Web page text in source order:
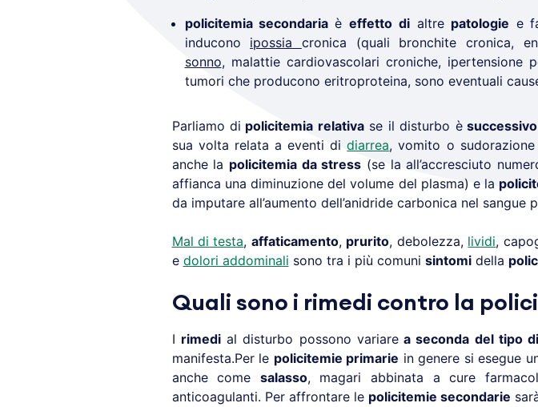
policitemia secondariaè effetto di altre patologie e
inducono ipossia cronica (quali bronchite cronica,
sonno, malattie cardiovascolari croniche, ipertensione
tumori che producono eritroproteina, sono eventuali
Parliamo di policitemia relativase il disturbo è
sua volta relata a eventi didiarrea, vomito o sudorazione
anche la policitemia da stress (se la all’accresciuto
affianca una diminuzione del volume del plasma) e la
da imputare all’aumento dell’anidride carbonica nel sangue
Mal di testa, affaticamento, prurito, debolezza, lividi,
e dolori addominali sono tra i più comuni sintomidella
Quali sono i rimedi contro la
I rimedial disturbo possono variarea seconda del tipo
manifesta.Per le policitemie primarie in genere si esegue
anche come salasso, magari abbinata a cure
anticoagulanti. Per affrontare le policitemie secondarie